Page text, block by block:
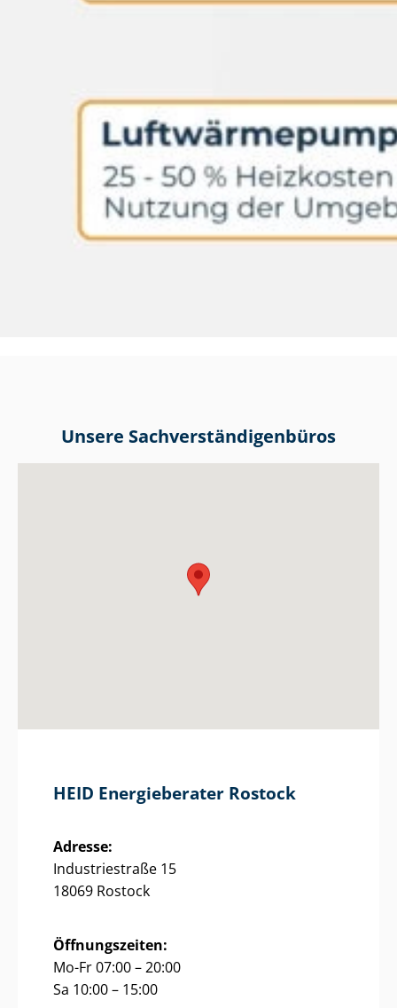
Unsere Sach­ver­stän­di­gen­bü­ros
HEID Energieberater Rostock
Adresse:
Industriestraße 15
18069 Rostock
Öffnungszeiten:
Mo-Fr 07:00 – 20:00
Sa 10:00 – 15:00